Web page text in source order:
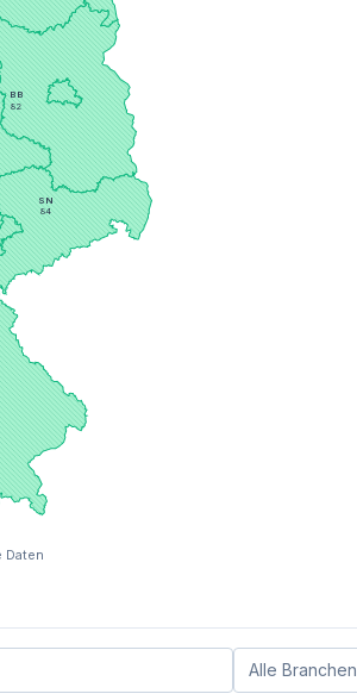
BE
81
BB
82
SN
84
Daten
Branche filtern:
Alle Branchen